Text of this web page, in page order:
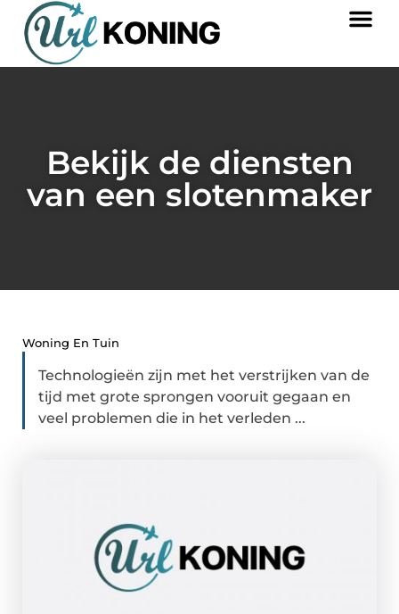
Bekijk de diensten
van een slotenmaker
Woning En Tuin
Technologieën zijn met het verstrijken van de
tijd met grote sprongen vooruit gegaan en
veel problemen die in het verleden ...